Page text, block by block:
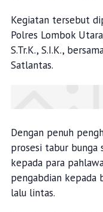
Kegiatan tersebut
Polres Lombok
S.Tr.K., S.I.K.,
Satlantas.
Dengan penuh
prosesi tabur bunga
kepada para
pengabdian kepada
lalu lintas.